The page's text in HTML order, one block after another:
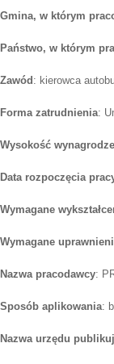
Gmina, w którym
Państwo, w którym
Zawód : kierowca
Forma zatrudnienia:
Wysokość
Data rozpoczęcia
Wymagane
Wymagane
Nazwa pracodawcy:
Sposób aplikowania:
Nazwa urzędu